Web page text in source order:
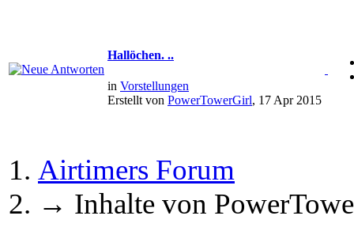
Hallöchen. ..
in Vorstellungen
Erstellt von PowerTowerGirl, 17 Apr 2015
Airtimers Forum
→ Inhalte von